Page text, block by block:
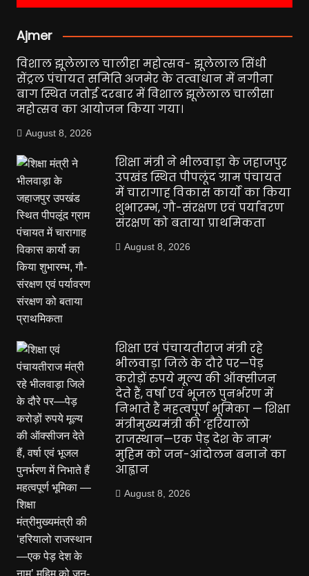
Ajmer
विशाल झूलेलाल चालीहा महोत्सव- झूलेलाल सिंधी
सेंट्रल पंचायत समिति अजमेर के तत्वाधान में नगीना
बाग स्थित जतोई दरबार में विशाल झूलेलाल चालीसा
महोत्सव का आयोजन किया गया।
August 8, 2026
शिक्षा मंत्री ने भीलवाड़ा के जहाजपुर
उपखंड स्थित पीपलूंद ग्राम पंचायत
में चारागाह विकास कार्यो का किया
शुभारम्भ, गौ-संरक्षण एवं पर्यावरण
संरक्षण को बताया प्राथमिकता
August 8, 2026
शिक्षा एवं पंचायतीराज मंत्री रहे
भीलवाड़ा जिले के दौरे पर—पेड़
करोड़ों रुपये मूल्य की ऑक्सीजन
देते हैं, वर्षा एवं भूजल पुनर्भरण में
निभाते हैं महत्वपूर्ण भूमिका — शिक्षा
मंत्रीमुख्यमंत्री की ‘हरियालो
राजस्थान—एक पेड़ देश के नाम’
मुहिम को जन-आंदोलन बनाने का
आह्वान
August 8, 2026